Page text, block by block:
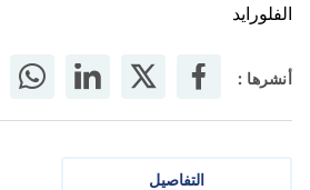
الفلورايد
أنشرها :
التفاصيل